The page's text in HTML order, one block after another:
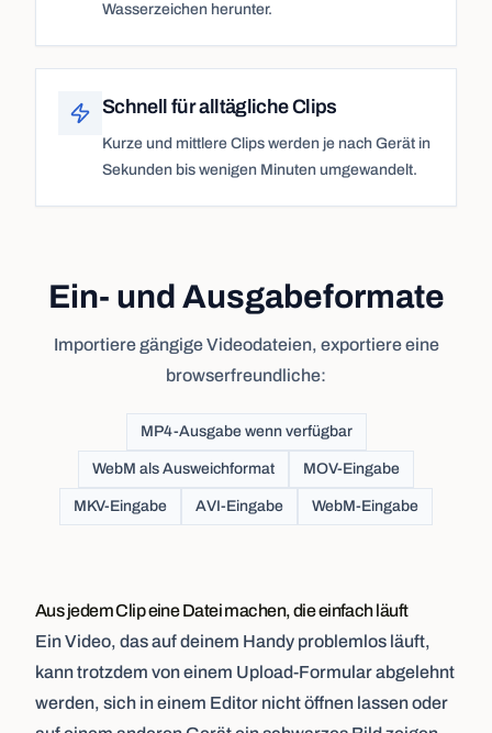
Wasserzeichen herunter.
Schnell für alltägliche Clips
Kurze und mittlere Clips werden je nach Gerät in
Sekunden bis wenigen Minuten umgewandelt.
Ein- und Ausgabeformate
Importiere gängige Videodateien, exportiere eine
browserfreundliche:
MP4-Ausgabe wenn verfügbar
WebM als Ausweichformat MOV-Eingabe
MKV-Eingabe AVI-Eingabe WebM-Eingabe
Aus jedem Clip eine Datei machen, die einfach läuft
Ein Video, das auf deinem Handy problemlos läuft,
kann trotzdem von einem Upload-Formular abgelehnt
werden, sich in einem Editor nicht öffnen lassen oder